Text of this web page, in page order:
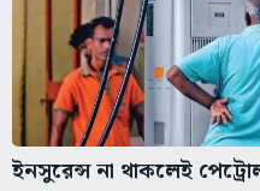
ইনসুরেন্স না থাকলেই